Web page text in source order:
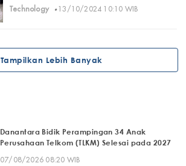
Technology
· 13/10/2024 10:10 WIB
Tampilkan Lebih Banyak
Danantara Bidik Perampingan 34 Anak
Perusahaan Telkom (TLKM) Selesai pada 2027
07/08/2026 08:20 WIB